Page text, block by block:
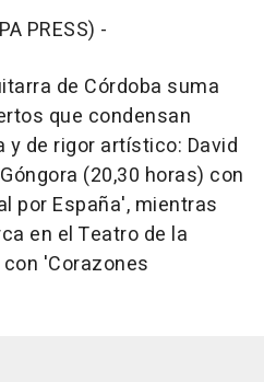
PRESS) -
de Córdoba suma
que condensan
de rigor artístico: David
(20,30 horas) con
por España', mientras
en el Teatro de la
'Corazones